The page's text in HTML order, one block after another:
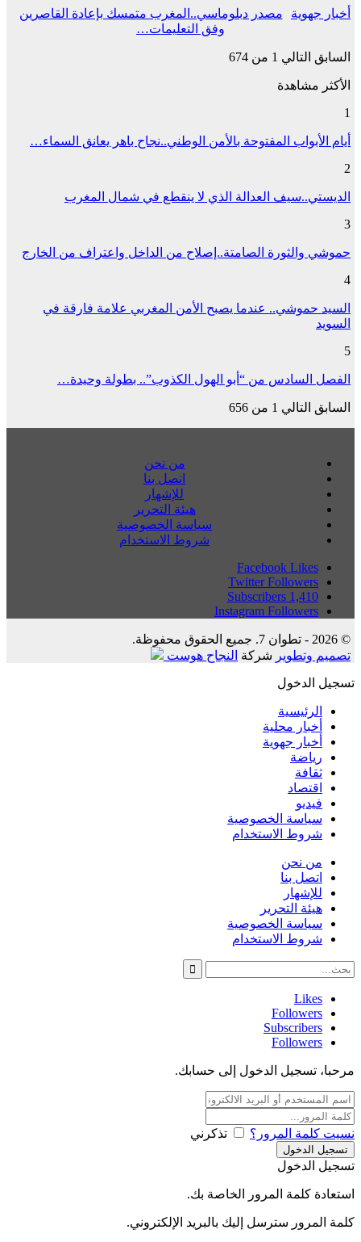
أخبار جهوية
مصدر دبلوماسي..المغرب متمسك بإعادة القاصرين
وفق التعليمات…
السابق التالي 1 من 674
الأكثر مشاهدة
1
أيام الأبواب المفتوحة بالأمن الوطني..نجاح باهر يعانق السماء…
2
الديستي..سيف العدالة الذي لا ينقطع في شمال المغرب
3
حموشي والثورة الصامتة..إصلاح من الداخل واعتراف من الخارج
4
السيد حموشي.. عندما يصبح الأمن المغربي علامة فارقة في
السويد
5
الفصل السادس من “أبو الهول الكذوب”.. بطولة وحيدة…
السابق التالي 1 من 656
من نحن
اتصل بنا
للإشهار
هيئة التحرير
سياسة الخصوصية
شروط الاستخدام
Facebook Likes
Twitter Followers
1,410
Subscribers
Instagram Followers
© 2026 - تطوان 7. جميع الحقوق محفوظة.
تصميم وتطوير شركة النجاح هوست
تسجيل الدخول
الرئيسية
أخبار محلية
أخبار جهوية
رياضة
ثقافة
اقتصاد
فيديو
سياسة الخصوصية
شروط الاستخدام
من نحن
اتصل بنا
للإشهار
هيئة التحرير
سياسة الخصوصية
شروط الاستخدام
Likes
Followers
Subscribers
Followers
مرحبا، تسجيل الدخول إلى حسابك.
نسيت كلمة المرور؟ تذكرني
تسجيل الدخول
استعادة كلمة المرور الخاصة بك.
كلمة المرور سترسل إليك بالبريد الإلكتروني.